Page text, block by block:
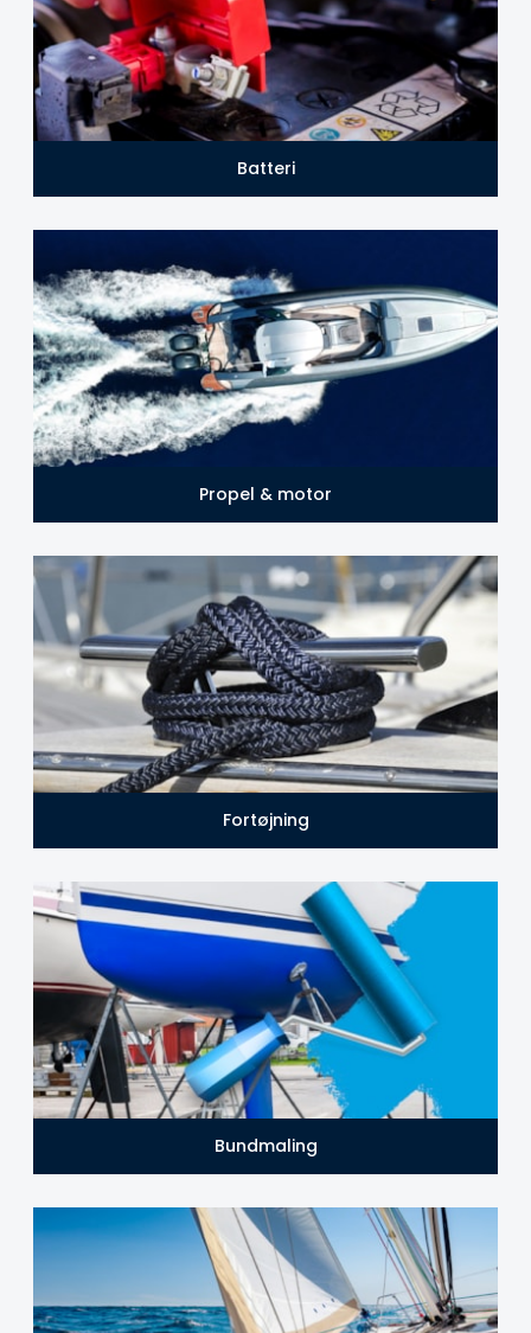
Batteri
Propel & motor
Fortøjning
Bundmaling